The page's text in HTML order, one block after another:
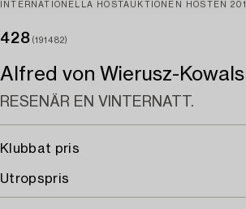
INTERNATIONELLA HÖSTAUKTIONEN HÖSTEN
428 (191482)
Alfred von Wierusz-
RESENÄR EN VINTERNATT.
Klubbat pris
Utropspris